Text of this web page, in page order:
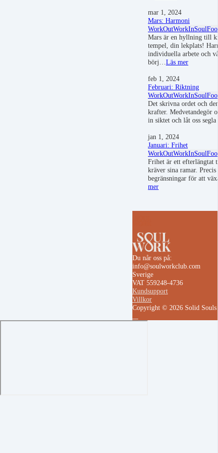
mar 1, 2024
Mars: Harmoni
WorkOutWorkIn
Mars är en hyllning till
tempel, din lekplats!
individuella arbete och
börj… Läs mer
feb 1, 2024
Februari: Riktning
WorkOutWorkIn
Det skrivna ordet och
krafter. Medvetandegör
in siktet och låt oss
jan 1, 2024
Januari: Frihet
WorkOutWorkIn
Frihet är ett efterlängtat
kräver sina ramar.
begränsningar för att
mer
Du når oss på:
info@soulworkclub.com
Sverige
VAT 559248-4736
Kundsupport
Villkor
Copyright © 2026 Solid